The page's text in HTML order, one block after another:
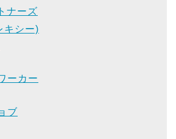
ナーズ
キシー)
ーカー
ブ